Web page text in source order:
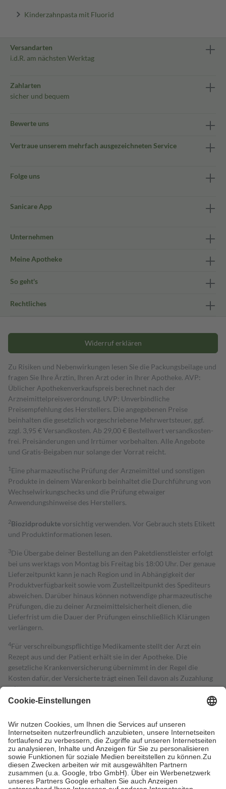
Kinderzahnpasta mit Fluorid
Versandarten
i.d.R. am nächsten Werktag
Zahlarten
sicher und bequem
Bewerte uns
Vertraue unserem mehrfach ausgezeichneten Service
Folge uns
Sanicare App
Unternehmen
Meine Apotheke
So geht's
Rechtliches
Widerruf erklären
Zu Risiken und Nebenwirkungen lesen Sie die Packungsbeilage und
fragen Sie Ihre Ärztin, Ihren Arzt oder in Ihrer Apotheke. AVP:
Üblicher Apothekenverkaufspreis berechnet nach der
Arzneimittelpreisverordnung. UVP: Unverbindliche
Preisempfehlung des Herstellers. Die angegebenen Preise
beinhalten die gesetzlich vorgeschriebene Mehrwertsteuer, ggf.
zzgl. 3,95 € Versandkosten. Ab 29,00 € Bestell­wert versand­kosten­
frei. Preisänderungen und Irrtümer vorbehalten. Alle Angebote
und Gratis-Beigaben nur solange der Vorrat reicht.
1 Eine pharmazeutische Prüfung der Arzneimittel und sonstigen
Produkte in deinem Warenkorb beinhaltet die Durchführung von
Wechselwirkungschecks und die Prüfung etwaiger
Anwendungshinweise des Herstellers.
2Biozidproduktevorsichtig verwenden. Vor Gebrauch stets Etikett
und Produktinformationen lesen.
3Die Übergabe deiner Bestellung an den Paketdienstleister erfolgt
bei uns werktags von Montag bis Freitag bis 18:00 Uhr. Der genaue
Lieferzeitpunkt kann je nach Region und in Abhängigkeit der
Produktverfügbarkeit sowie vom Zustellzeitpunkt des Spediteurs
abweichen. Darüber hinaus können notwendige pharmazeutische
Prüfungen, die zu deiner Arzneimittelsicherheit dienen, die
Lieferfrist um die Dauer der Prüfungen einschließlich Klärungen
verlängern.
4Für verschreibungspflichtige Medikamente stellt der Arzt ein
Rezept aus und der Patient erhält sie in der Apotheke. Die
gesetzliche Krankenversicherung übernimmt in der Regel die
Kosten dafür, der Versicherte trägt einen Teil davon als Zuzahlung
mit.
Grundsätzlich leisten Mitglieder Zuzahlungen in Höhe von zehn
höchstens zehn Euro.
Es sind jedoch nie mehr als die tatsächlichen
Kosten der Leistung zu entrichten.
Diese Regeln gelten grundsätzlich auch für Online-Apotheken.
Bei Heilmitteln und häuslicher Krankenpflege beträgt die
Zuzahlung zehn Prozent der Kosten sowie zehn Euro je
Verordnung.
Um das Engagement der Versicherten für ihre eigene Gesundheit zu